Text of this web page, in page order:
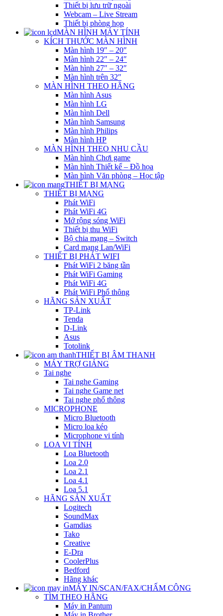
Thiết bị lưu trữ ngoài
Webcam – Live Stream
Thiết bị phòng họp
MÀN HÌNH MÁY TÍNH
KÍCH THƯỚC MÀN HÌNH
Màn hình 19″ – 20″
Màn hình 22″ – 24″
Màn hình 27″ – 32″
Màn hình trên 32″
MÀN HÌNH THEO HÃNG
Màn hình Asus
Màn hình LG
Màn hình Dell
Màn hình Samsung
Màn hình Philips
Màn hình HP
MÀN HÌNH THEO NHU CẦU
Màn hình Chơi game
Màn hình Thiết kế – Đồ họa
Màn hình Văn phòng – Học tập
THIẾT BỊ MẠNG
THIẾT BỊ MẠNG
Phát WiFi
Phát WiFi 4G
Mở rộng sóng WiFi
Thiết bị thu WiFi
Bộ chia mạng – Switch
Card mạng Lan/WiFi
THIẾT BỊ PHÁT WIFI
Phát WiFi 2 băng tần
Phát WiFi Gaming
Phát WiFi 4G
Phát WiFi Phổ thông
HÃNG SẢN XUẤT
TP-Link
Tenda
D-Link
Asus
Totolink
THIẾT BỊ ÂM THANH
MÁY TRỢ GIẢNG
Tai nghe
Tai nghe Gaming
Tai nghe Game net
Tai nghe phổ thông
MICROPHONE
Micro Bluetooth
Micro loa kéo
Microphone vi tính
LOA VI TÍNH
Loa Bluetooth
Loa 2.0
Loa 2.1
Loa 4.1
Loa 5.1
HÃNG SẢN XUẤT
Logitech
SoundMax
Gamdias
Tako
Creative
E-Dra
CoolerPlus
Bedford
Hãng khác
MÁY IN/SCAN/FAX/CHẤM CÔNG
TÌM THEO HÃNG
Máy in Pantum